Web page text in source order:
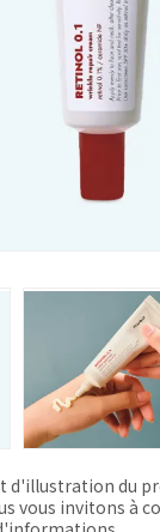
d'illustration du
vous invitons à